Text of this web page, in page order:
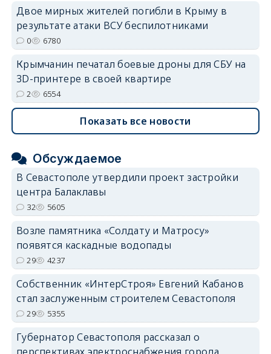
Двое мирных жителей погибли в Крыму в
результате атаки ВСУ беспилотниками
0 6780
Крымчанин печатал боевые дроны для СБУ на
3D-принтере в своей квартире
2 6554
Показать все новости
Обсуждаемое
В Севастополе утвердили проект застройки
центра Балаклавы
32 5605
Возле памятника «Солдату и Матросу»
появятся каскадные водопады
29 4237
Собственник «ИнтерСтроя» Евгений Кабанов
стал заслуженным строителем Севастополя
29 5355
Губернатор Севастополя рассказал о